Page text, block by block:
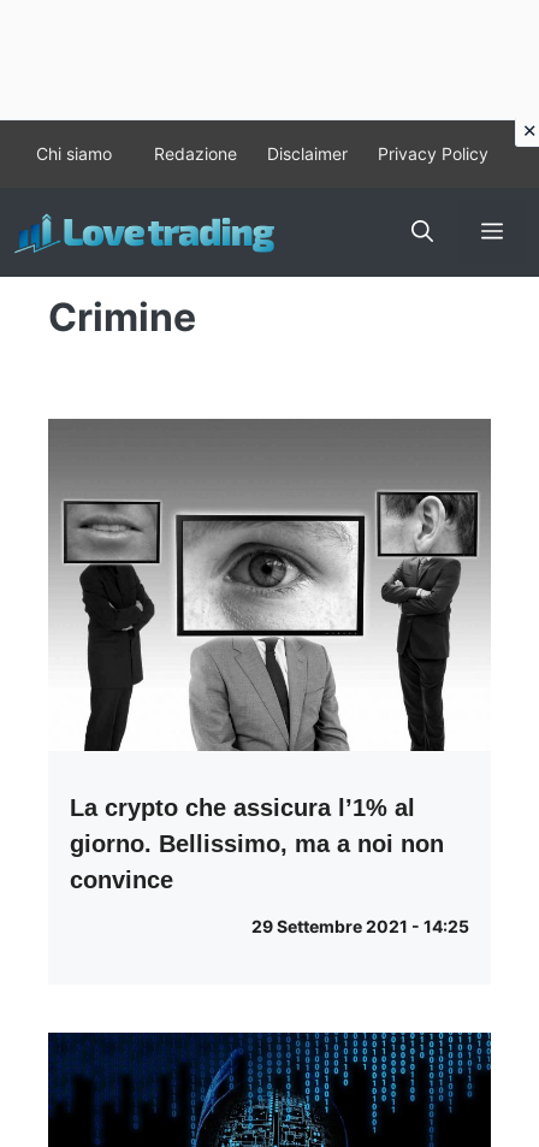
contenuto
Chi siamo Redazione Disclaimer Privacy Policy
Crimine
La crypto che assicura l’1% al
giorno. Bellissimo, ma a noi non
convince
29 Settembre 2021 - 14:25